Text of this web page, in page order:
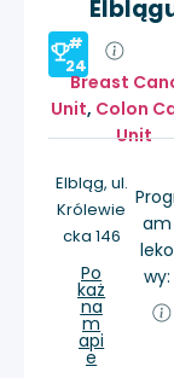
#
24
Breast
Unit, Colon
Unit
Elbląg, ul.
Królewie
cka 146
Po
każ
na
m
api
e
am
leko
wy: